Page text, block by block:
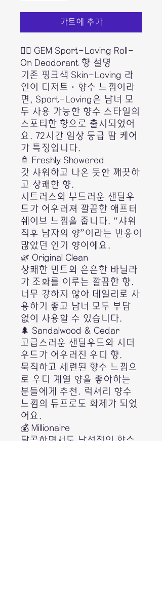
카트에 추가
🏃‍♂️ GEM Sport-Loving Roll-
On Deodorant 향 설명
기존 핑크색 Skin-Loving 라
인이 디저트·향수 느낌이라
면, Sport-Loving은 남녀 모
두 사용 가능한 향수 스타일의
스포티한 향으로 출시되었어
요. 72시간 임상 등급 땀 케어
가 특징입니다.
🚿 Freshly Showered
갓 샤워하고 나온 듯한 깨끗하
고 상쾌한 향.
시트러스와 부드러운 샌달우
드가 어우러져 깔끔한 애프터
쉐이브 느낌을 줍니다. “샤워
직후 남자의 향”이라는 반응이
많았던 인기 향이에요.
🌿 Original Clean
상쾌한 민트와 은은한 바닐라
가 조화를 이루는 깔끔한 향.
너무 강하지 않아 데일리로 사
용하기 좋고 남녀 모두 부담
없이 사용할 수 있습니다.
🌲 Sandalwood & Cedar
고급스러운 샌달우드와 시더
우드가 어우러진 우디 향.
묵직하고 세련된 향수 느낌으
로 우디 계열 향을 좋아하는
분들에게 추천. 럭셔리 향수
느낌의 듀프로도 화제가 되었
어요.
💰 Millionaire
달콤하면서도 남성적인 향수